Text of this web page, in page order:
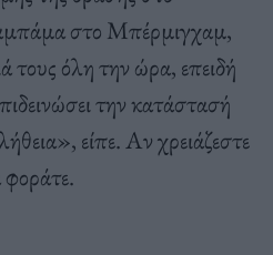
στο Μπέρμιγχαμ,
τους όλη την ώρα, επειδή
την κατάστασή
είπε. Αν χρειάζεστε